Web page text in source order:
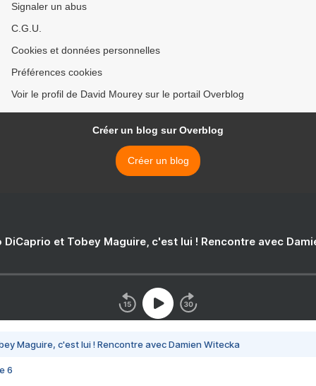
Signaler un abus
C.G.U.
Cookies et données personnelles
Préférences cookies
Voir le profil de David Mourey sur le portail Overblog
Créer un blog sur Overblog
Créer un blog
DiCaprio et Tobey Maguire, c'est lui ! Rencontre avec
Maguire, c'est lui ! Rencontre avec Damien Witecka
6